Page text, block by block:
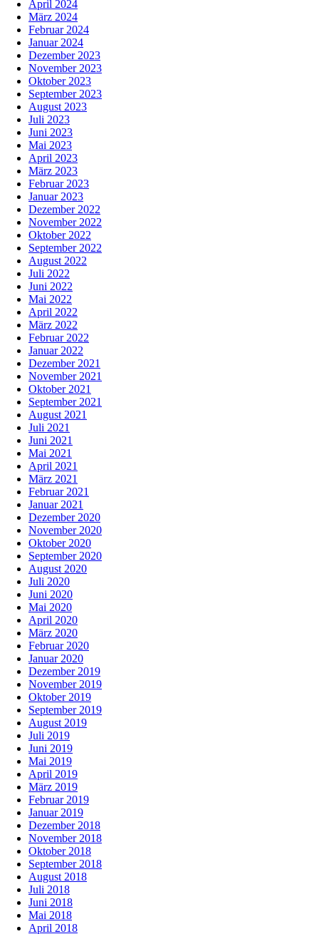
April 2024
März 2024
Februar 2024
Januar 2024
Dezember 2023
November 2023
Oktober 2023
September 2023
August 2023
Juli 2023
Juni 2023
Mai 2023
April 2023
März 2023
Februar 2023
Januar 2023
Dezember 2022
November 2022
Oktober 2022
September 2022
August 2022
Juli 2022
Juni 2022
Mai 2022
April 2022
März 2022
Februar 2022
Januar 2022
Dezember 2021
November 2021
Oktober 2021
September 2021
August 2021
Juli 2021
Juni 2021
Mai 2021
April 2021
März 2021
Februar 2021
Januar 2021
Dezember 2020
November 2020
Oktober 2020
September 2020
August 2020
Juli 2020
Juni 2020
Mai 2020
April 2020
März 2020
Februar 2020
Januar 2020
Dezember 2019
November 2019
Oktober 2019
September 2019
August 2019
Juli 2019
Juni 2019
Mai 2019
April 2019
März 2019
Februar 2019
Januar 2019
Dezember 2018
November 2018
Oktober 2018
September 2018
August 2018
Juli 2018
Juni 2018
Mai 2018
April 2018